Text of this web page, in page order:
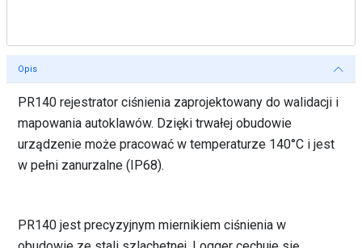
Opis
PR140 rejestrator ciśnienia zaprojektowany do walidacji i
mapowania autoklawów. Dzięki trwałej obudowie
urządzenie może pracować w temperaturze 140°C i jest
w pełni zanurzalne (IP68).
PR140 jest precyzyjnym miernikiem ciśnienia w